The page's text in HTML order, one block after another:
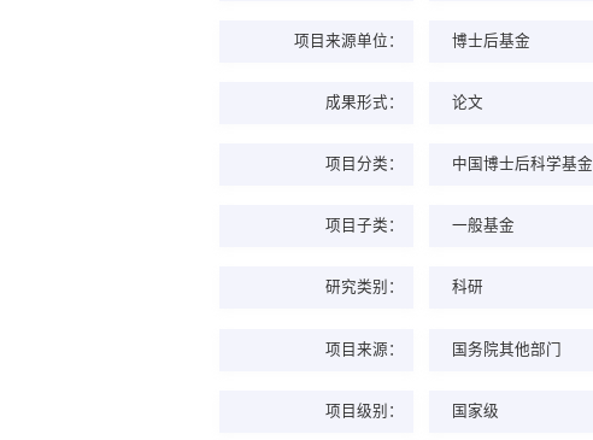
项目来源单位： 博士后基金
成果形式： 论文
项目分类： 中国博士后科学基金
项目子类： 一般基金
研究类别： 科研
项目来源： 国务院其他部门
项目级别： 国家级